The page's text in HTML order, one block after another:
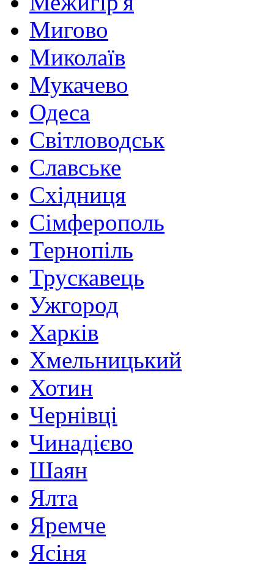
Мигово
Миколаїв
Мукачево
Одеса
Світловодськ
Славське
Східниця
Сімферополь
Тернопіль
Трускавець
Ужгород
Харків
Хмельницький
Хотин
Чернівці
Чинадієво
Шаян
Ялта
Яремче
Ясіня